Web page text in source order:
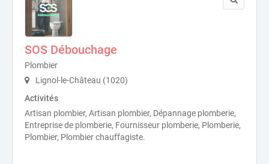
SOS Débouchage
Plombier
Lignol-le-Château (1020)
Activités
Artisan plombier, Artisan plombier, Dépannage plomberie,
Entreprise de plomberie, Fournisseur plomberie, Plomberie,
Plombier, Plombier chauffagiste.